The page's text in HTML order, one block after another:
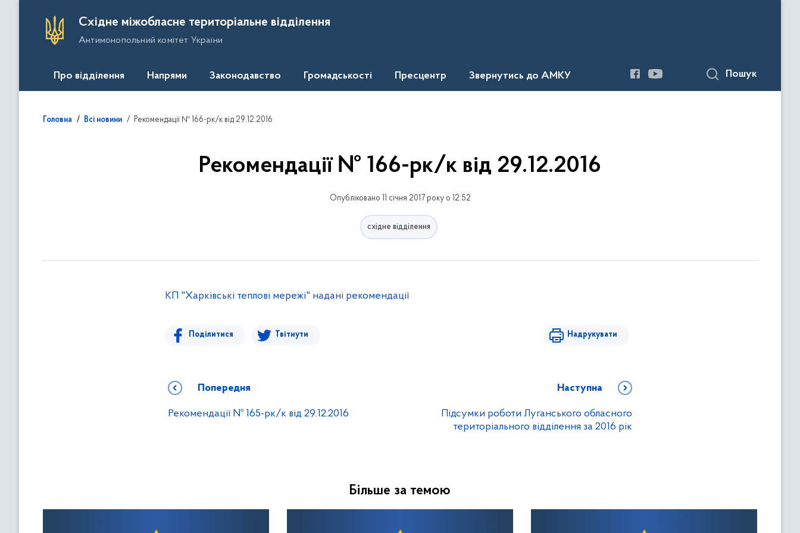
Східне міжобласне територіальне відділення
Антимонопольний комітет України
Про відділення Напрями Законодавство Громадськості Пресцентр Звернутись до АМКУ Пошук
Головна Всі новини Рекомендації № 166-рк/к від 29.12.2016
Рекомендації № 166-рк/к від 29.12.2016
Опубліковано 11 січня 2017 року о 12:52
східне відділення
КП "Харківські теплові мережі" надані рекомендації
Поділитися Твітнути Надрукувати
Попередня
Рекомендації № 165-рк/к від 29.12.2016
Наступна
Підсумки роботи Луганського обласного
територіального відділення за 2016 рік
Більше за темою